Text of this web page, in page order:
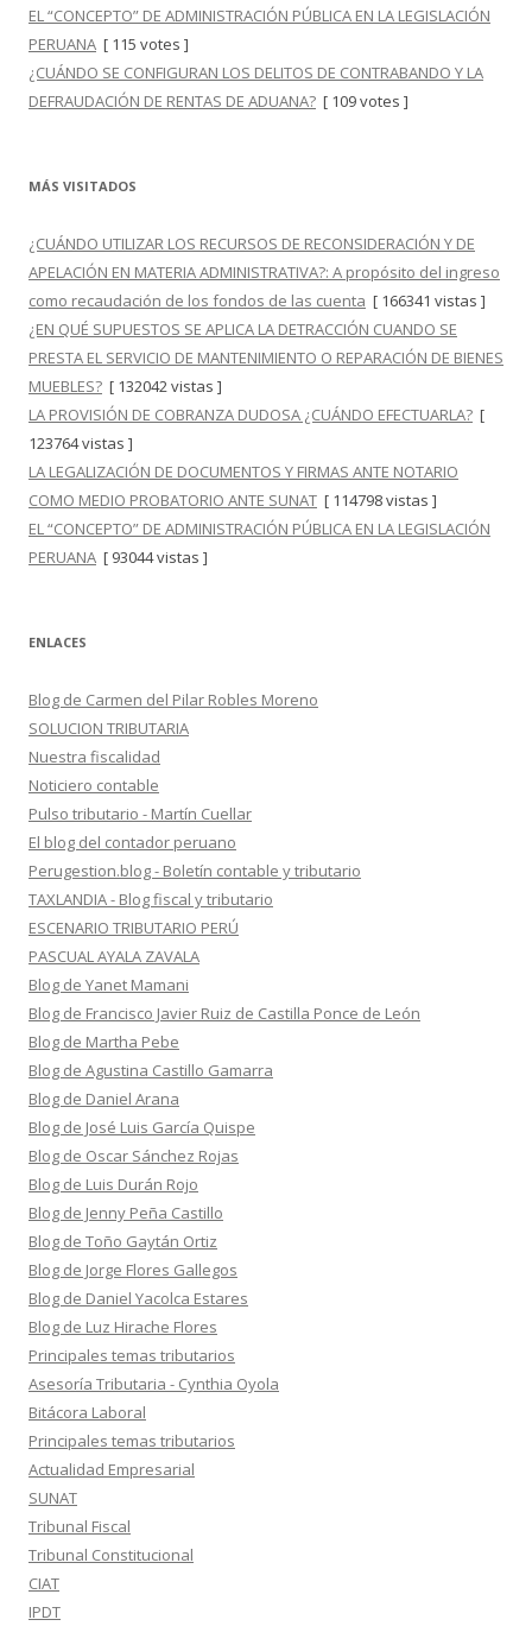
EL “CONCEPTO” DE ADMINISTRACIÓN PÚBLICA EN LA LEGISLACIÓN
PERUANA [ 115 votes ]
¿CUÁNDO SE CONFIGURAN LOS DELITOS DE CONTRABANDO Y LA
DEFRAUDACIÓN DE RENTAS DE ADUANA? [ 109 votes ]
MÁS VISITADOS
¿CUÁNDO UTILIZAR LOS RECURSOS DE RECONSIDERACIÓN Y DE
APELACIÓN EN MATERIA ADMINISTRATIVA?: A propósito del ingreso
como recaudación de los fondos de las cuenta [ 166341 vistas ]
¿EN QUÉ SUPUESTOS SE APLICA LA DETRACCIÓN CUANDO SE
PRESTA EL SERVICIO DE MANTENIMIENTO O REPARACIÓN DE BIENES
MUEBLES? [ 132042 vistas ]
LA PROVISIÓN DE COBRANZA DUDOSA ¿CUÁNDO EFECTUARLA? [
123764 vistas ]
LA LEGALIZACIÓN DE DOCUMENTOS Y FIRMAS ANTE NOTARIO
COMO MEDIO PROBATORIO ANTE SUNAT [ 114798 vistas ]
EL “CONCEPTO” DE ADMINISTRACIÓN PÚBLICA EN LA LEGISLACIÓN
PERUANA [ 93044 vistas ]
ENLACES
Blog de Carmen del Pilar Robles Moreno
SOLUCION TRIBUTARIA
Nuestra fiscalidad
Noticiero contable
Pulso tributario - Martín Cuellar
El blog del contador peruano
Perugestion.blog - Boletín contable y tributario
TAXLANDIA - Blog fiscal y tributario
ESCENARIO TRIBUTARIO PERÚ
PASCUAL AYALA ZAVALA
Blog de Yanet Mamani
Blog de Francisco Javier Ruiz de Castilla Ponce de León
Blog de Martha Pebe
Blog de Agustina Castillo Gamarra
Blog de Daniel Arana
Blog de José Luis García Quispe
Blog de Oscar Sánchez Rojas
Blog de Luis Durán Rojo
Blog de Jenny Peña Castillo
Blog de Toño Gaytán Ortiz
Blog de Jorge Flores Gallegos
Blog de Daniel Yacolca Estares
Blog de Luz Hirache Flores
Principales temas tributarios
Asesoría Tributaria - Cynthia Oyola
Bitácora Laboral
Principales temas tributarios
Actualidad Empresarial
SUNAT
Tribunal Fiscal
Tribunal Constitucional
CIAT
IPDT